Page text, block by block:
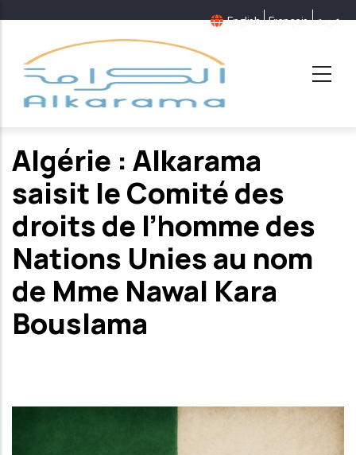
contenu
principal
English Français عربية
Algérie : Alkarama
saisit le Comité des
droits de l’homme des
Nations Unies au nom
de Mme Nawal Kara
Bouslama